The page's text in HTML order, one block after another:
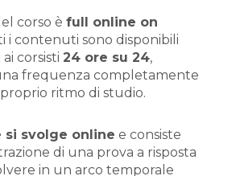
corso è full online on
i contenuti sono disponibili
corsisti 24 ore su 24,
frequenza completamente
ritmo di studio.
si svolge online e consiste
di una prova a risposta
in un arco temporale